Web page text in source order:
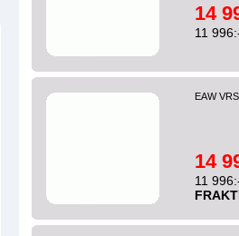
14
11
EAW
14
11